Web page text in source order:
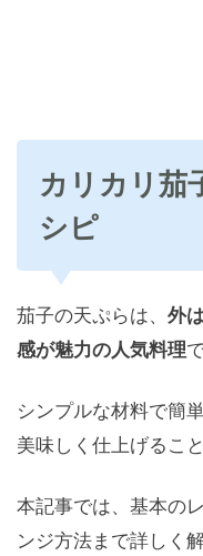
カリカリ茄
シピ
茄子の天ぷらは、 外
感が魅力の人気料理
シンプルな材料で簡
美味しく仕上げるこ
本記事では、基本の
ンジ方法まで詳しく